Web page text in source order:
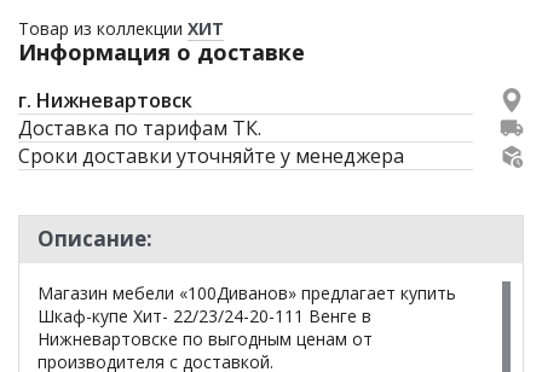
Товар из коллекции ХИТ
Информация о доставке
г. Нижневартовск
Доставка по тарифам ТК.
Сроки доставки уточняйте у менеджера
Описание:
Магазин мебели «100Диванов» предлагает купить
Шкаф-купе Хит- 22/23/24-20-111 Венге в
Нижневартовске по выгодным ценам от
производителя с доставкой.